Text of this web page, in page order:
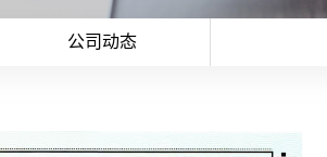
公司动态